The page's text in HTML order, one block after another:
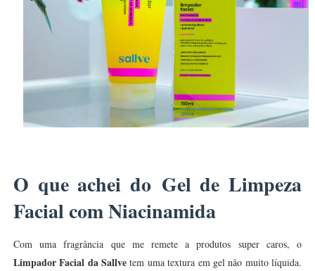
O que achei do Gel de Limpeza
Facial com Niacinamida
Com uma fragrância que me remete a produtos super caros, o
Limpador Facial da Sallvetem uma textura em gel não muito líquida.